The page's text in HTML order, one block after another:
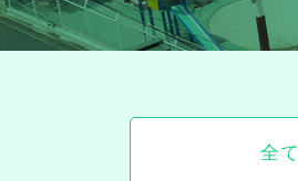
全て